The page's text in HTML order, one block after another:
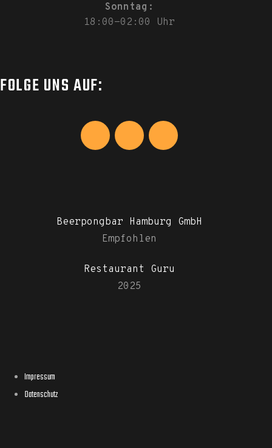
Sonntag:
18:00-02:00 Uhr
FOLGE UNS AUF:
Beerpongbar Hamburg GmbH
Empfohlen
Restaurant Guru
2025
Impressum
Datenschutz